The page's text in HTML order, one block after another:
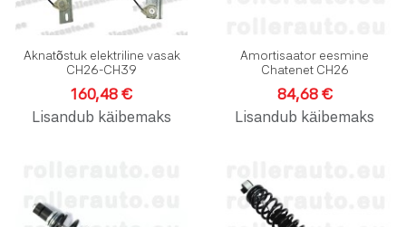
Aknatõstuk elektriline vasak
CH26-CH39
160,48 €
Lisandub käibemaks
Amortisaator eesmine
Chatenet CH26
84,68 €
Lisandub käibemaks
Lisa soovinimekirja
Lisa võrdlusesse